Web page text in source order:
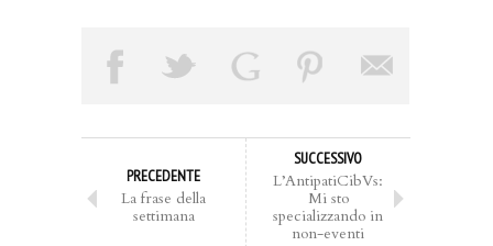
PRECEDENTE
La frase della
settimana
SUCCESSIVO
L’AntipatiCibVs:
Mi sto
specializzando in
non-eventi